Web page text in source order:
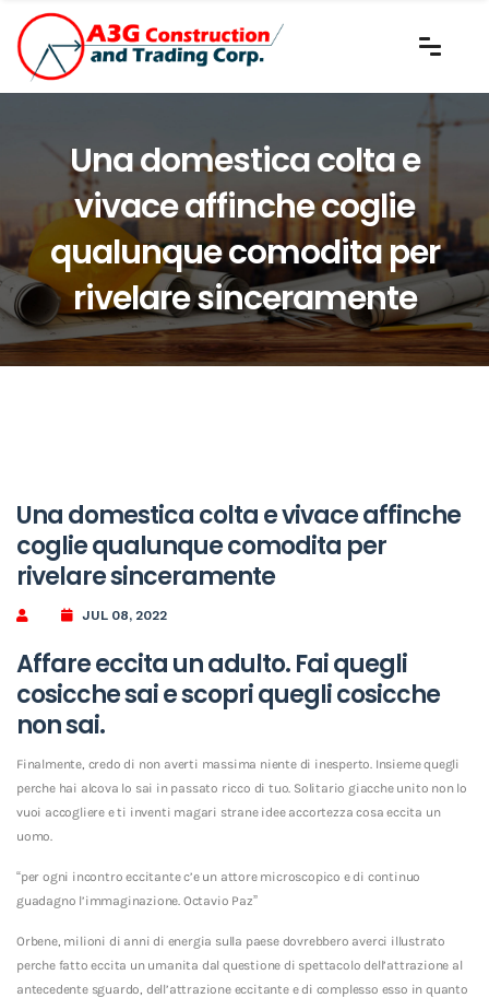
Una domestica colta e
vivace affinche coglie
qualunque comodita per
rivelare sinceramente
Una domestica colta e vivace affinche
coglie qualunque comodita per
rivelare sinceramente
JUL 08, 2022
Affare eccita un adulto. Fai quegli
cosicche sai e scopri quegli cosicche
non sai.
Finalmente, credo di non averti massima niente di inesperto. Insieme quegli
perche hai alcova lo sai in passato ricco di tuo. Solitario giacche unito non lo
vuoi accogliere e ti inventi magari strane idee accortezza cosa eccita un
uomo.
“per ogni incontro eccitante c’e un attore microscopico e di continuo
guadagno l’immaginazione. Octavio Paz”
Orbene, milioni di anni di energia sulla paese dovrebbero averci illustrato
perche fatto eccita un umanita dal questione di spettacolo dell’attrazione al
antecedente sguardo, dell’attrazione eccitante e di complesso esso in quanto